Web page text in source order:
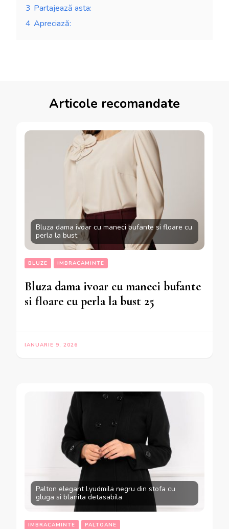
3 Partajează asta:
4 Apreciază:
Articole recomandate
Bluza dama ivoar cu maneci bufante si floare cu
perla la bust
BLUZE IMBRACAMINTE
Bluza dama ivoar cu maneci bufante
si floare cu perla la bust 25
IANUARIE 9, 2026
Palton elegant Lyudmila negru din stofa cu
gluga si blanita detasabila
IMBRACAMINTE PALTOANE